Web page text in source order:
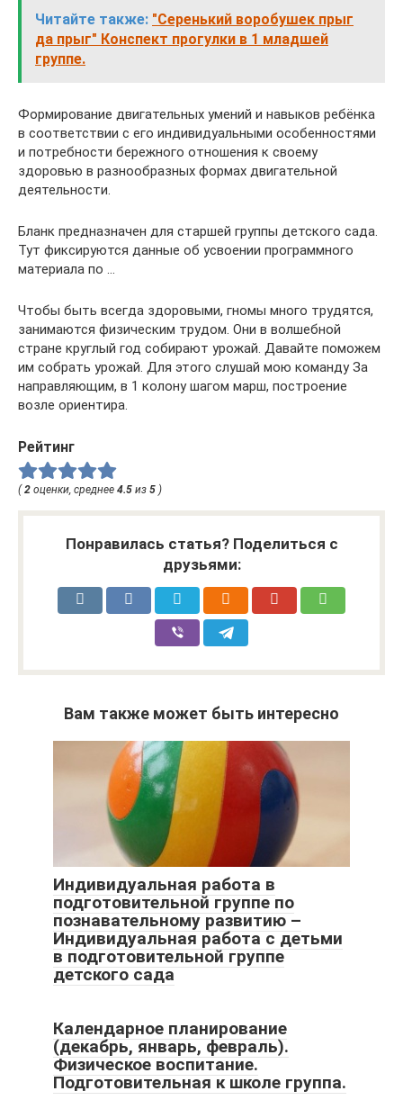
Читайте также: "Серенький воробушек прыг
да прыг" Конспект прогулки в 1 младшей
группе.
Формирование двигательных умений и навыков ребёнка
в соответствии с его индивидуальными особенностями
и потребности бережного отношения к своему
здоровью в разнообразных формах двигательной
деятельности.
Бланк предназначен для старшей группы детского сада.
Тут фиксируются данные об усвоении программного
материала по …
Чтобы быть всегда здоровыми, гномы много трудятся,
занимаются физическим трудом. Они в волшебной
стране круглый год собирают урожай. Давайте поможем
им собрать урожай. Для этого слушай мою команду За
направляющим, в 1 колону шагом марш, построение
возле ориентира.
Рейтинг
(2 оценки, среднее 4.5 из 5 )
Понравилась статья? Поделиться с
друзьями:
Вам также может быть интересно
Индивидуальная работа в
подготовительной группе по
познавательному развитию –
Индивидуальная работа с детьми
в подготовительной группе
детского сада
Календарное планирование
(декабрь, январь, февраль).
Физическое воспитание.
Подготовительная к школе группа.